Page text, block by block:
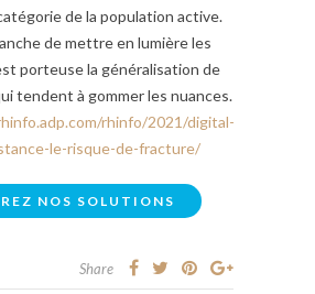
de la population active.
de mettre en lumière les
porteuse la généralisation de
tendent à gommer les nuances.
rhinfo/2021/digital-
le-risque-de-fracture/
NOS SOLUTIONS
Share